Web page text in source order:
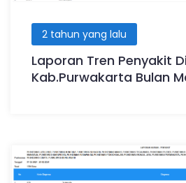
2 tahun yang lalu
Laporan Tren Penyakit
Kab.Purwakarta Bulan